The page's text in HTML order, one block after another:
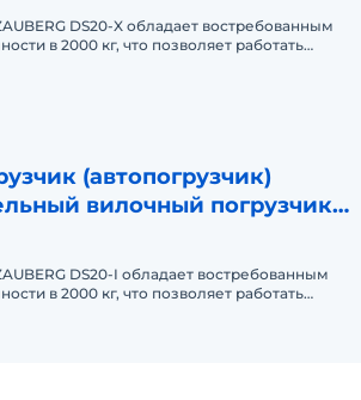
DS20-X обладает востребованным
в 2000 кг, что позволяет работать
(автопогрузчик)
вилочный погрузчик
DS20-I обладает востребованным
в 2000 кг, что позволяет работать